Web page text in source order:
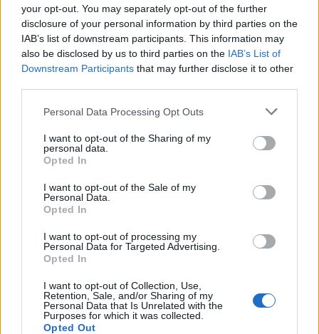
your opt-out. You may separately opt-out of the further
disclosure of your personal information by third parties on the
IAB’s list of downstream participants. This information may
also be disclosed by us to third parties on the IAB’s List of
Downstream Participants that may further disclose it to other
Please note that this website/app uses one or more Google
not limited to your visit or usage behaviour. You may click to
grant or deny consent to Google and its third-party tags to
use your data for below specified purposes in below Google
consent section.
Personal Data Processing Opt Outs
I want to opt-out of the Sharing of my
personal data.
Opted In
I want to opt-out of the Sale of my
Personal Data.
Opted In
I want to opt-out of processing my
Personal Data for Targeted Advertising.
Opted In
I want to opt-out of Collection, Use,
Retention, Sale, and/or Sharing of my
Personal Data that Is Unrelated with the
Purposes for which it was collected.
Opted Out
Andrea Innocenti · 4 Ago 2026
FIERE E EVENTI
OpenAI, Anthropic e DeepSeek: la guerra dei prezzi
nell’IA nel 2026
Edoardo Marchesi · 3 Ago 2026
FIERE E EVENTI